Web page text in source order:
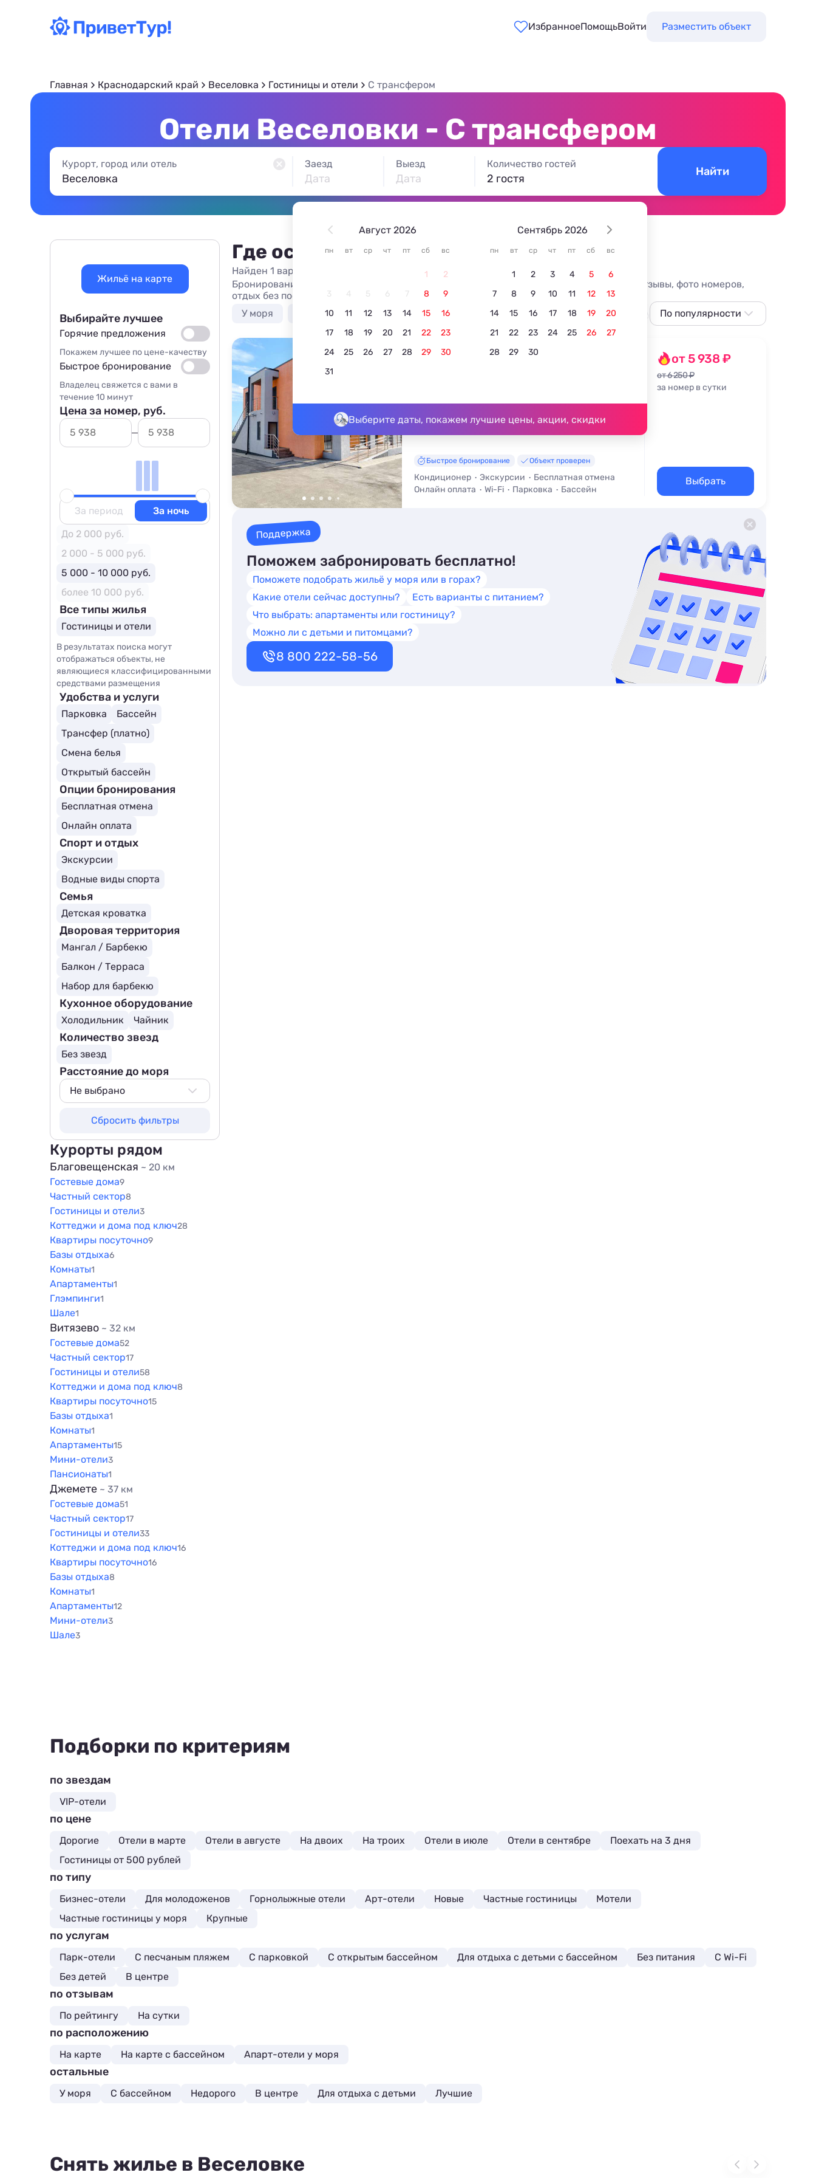
ИзбранноеПомощьВойти Разместить объект
Главная Краснодарский край Веселовка Гостиницы и отели С трансфером
Отели Веселовки - С трансфером
Курорт, город или отель Заезд
Дата
Выезд
Дата
Август 2026
пн вт ср чт пт сб вс
1
2
3
4 5 6 7 8
9
10
11 12 13 14 15
16
17
18 19 20 21 22
23
24
25 26 27 28 29
30
31
Сентябрь 2026
пн вт ср чт пт сб вс
1 2 3 4 5
6
7
8 9 10 11 12
13
14
15 16 17 18 19
20
21
22 23 24 25 26
27
28
29 30
Выберите даты, покажем лучшие цены, акции, скидки
Количество гостей
2 гостя
Найти
Где остановиться в Веселовке
Найден 1 вариант жилья из 1
Бронирование отеля в Веселовке с трансфером в 2026. Гостиницы Веселовки, цены, отзывы, фото номеров,
отдых без посредников.
У моря
С бассейном Для отдыха с детьми С открытым бассейном ЛучшиеПо популярности
Сначала дешевле
Сначала дороже
Ближе к морю
Гостиница Море Лофт
До моря - 400 м • До центра - 2,3 км
Быстрое бронирование Объект проверен
Кондиционер Экскурсии
Бесплатная отмена
Онлайн оплата
Wi-Fi Парковка Бассейн
от 5 938 ₽
от 6 250 ₽
за номер в сутки
Выбрать
Поддержка
Поможем забронировать бесплатно!
Поможете подобрать жильё у моря или в горах?
Какие отели сейчас доступны?
Есть варианты с питанием?
Что выбрать: апартаменты или гостиницу?
Можно ли с детьми и питомцами?
8 800 222-58-56
Жильё на карте
Выбирайте лучшее
Горячие предложения
Покажем лучшее по цене-качеству
Быстрое бронирование
Владелец свяжется с вами в
течение 10 минут
Цена за номер, руб.
За период
За ночь
До 2 000 руб.
2 000 - 5 000 руб.
5 000 - 10 000 руб.
более 10 000 руб.
Все типы жилья
Гостиницы и отели
В результатах поиска могут
отображаться объекты, не
являющиеся классифицированными
средствами размещения
Удобства и услуги
Парковка
Бассейн
Трансфер (платно)
Смена белья
Открытый бассейн
Опции бронирования
Бесплатная отмена
Онлайн оплата
Спорт и отдых
Экскурсии
Водные виды спорта
Семья
Детская кроватка
Дворовая территория
Мангал / Барбекю
Балкон / Терраса
Набор для барбекю
Кухонное оборудование
Холодильник Чайник
Количество звезд
Без звезд
Расстояние до моря
Не выбрано
800 м
1000 м
1500 м
Сбросить фильтры
Курорты рядом
Благовещенская ~ 20 км
Гостевые дома9
Частный сектор8
Гостиницы и отели3
Коттеджи и дома под ключ28
Квартиры посуточно9
Базы отдыха6
Комнаты1
Апартаменты1
Глэмпинги1
Шале1
Витязево ~ 32 км
Гостевые дома52
Частный сектор17
Гостиницы и отели58
Коттеджи и дома под ключ8
Квартиры посуточно15
Базы отдыха1
Комнаты1
Апартаменты15
Мини-отели3
Пансионаты1
Джемете ~ 37 км
Гостевые дома51
Частный сектор17
Гостиницы и отели33
Коттеджи и дома под ключ16
Квартиры посуточно16
Базы отдыха8
Комнаты1
Апартаменты12
Мини-отели3
Шале3
Подборки по критериям
по звездам
VIP-отели
по цене
Дорогие Отели в марте Отели в августе На двоих На троих Отели в июле Отели в сентябре
Поехать на 3 дня
Гостиницы от 500 рублей
по типу
Бизнес-отели Для молодоженов Горнолыжные отели Арт-отели Новые Частные гостиницы
Мотели
Частные гостиницы у моря
Крупные
по услугам
Парк-отели С песчаным пляжем С парковкой С открытым бассейном Для отдыха с детьми с бассейном Без питания
С Wi-Fi
Без детей
В центре
по отзывам
По рейтингу На сутки
по расположению
На карте На карте с бассейном Апарт-отели у моря
остальные
У моря С бассейном Недорого В центре Для отдыха с детьми Лучшие
Снять жилье в Веселовке